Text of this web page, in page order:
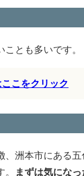
とも多いです。
こをクリック
洲本市にある
まずは気にな